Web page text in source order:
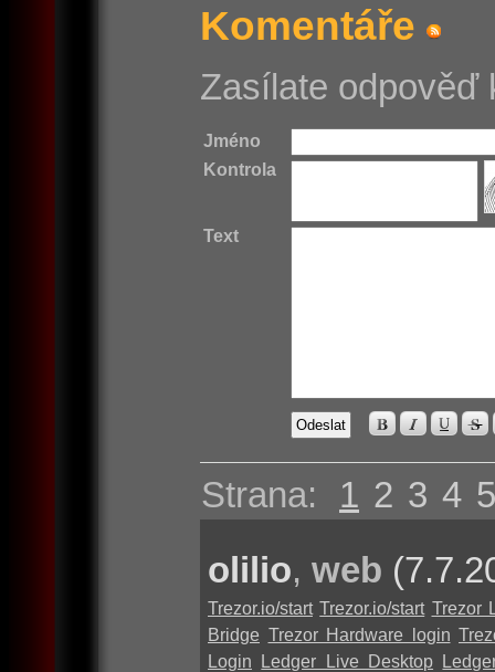
Komentáře
Zasílate odpověď
Jméno
Kontrola
Text
Strana: 1 2 3 4 5
olilio, web
Trezor.io/start Trezor.io/start Trezor
Bridge Trezor Hardware login
Login
Ledger Live Desktop